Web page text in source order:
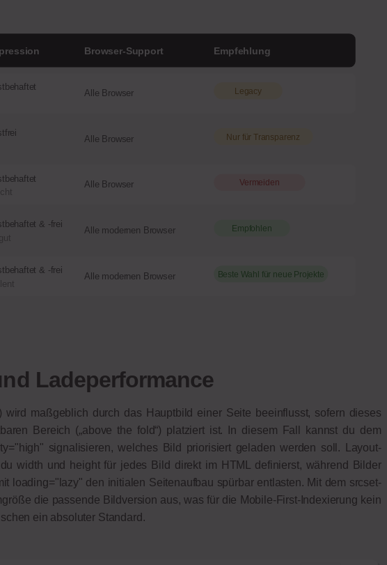
Browser-Support Empfehlung
Alle Browser Legacy
Alle Browser Nur für Transparenz
Alle Browser Vermeiden
& -frei
Alle modernen Browser Empfohlen
& -frei
Alle modernen Browser Beste Wahl für neue Projekte
Ladeperformance
wird maßgeblich durch das Hauptbild einer Seite beeinflusst, sofern dieses
Bereich („above the fold“) platziert ist. In diesem Fall kannst du dem
signalisieren, welches Bild priorisiert geladen werden soll. Layout-
width und height für jedes Bild direkt im HTML definierst, während Bilder
loading="lazy" den initialen Seitenaufbau spürbar entlasten. Mit dem srcset-
die passende Bildversion aus, was für die Mobile-First-Indexierung kein
ein absoluter Standard.